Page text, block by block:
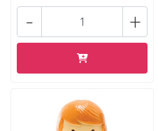
+
-